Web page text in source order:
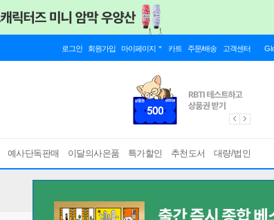
로그인 회원가입 마이페이지 카트 주문/배송 고객센터
예사단독판매 이달의사은품 특가할인 추천도서 대량/법인